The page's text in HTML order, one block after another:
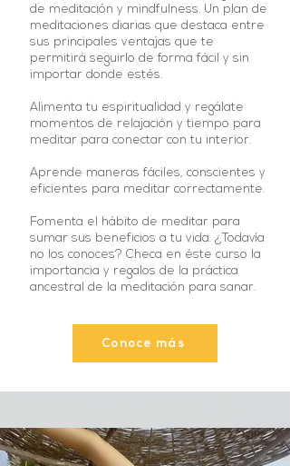
de meditación y mindfulness. Un plan de
meditaciones diarias que destaca entre
sus principales ventajas que te
permitirá seguirlo de forma fácil y sin
importar donde estés.
Alimenta tu espiritualidad y regálate
momentos de relajación y tiempo para
meditar para conectar con tu interior.
Aprende maneras fáciles, conscientes y
eficientes para meditar correctamente.
Fomenta el hábito de meditar para
sumar sus beneficios a tu vida. ¿Todavía
no los conoces? Checa en éste curso la
importancia y regalos de la práctica
ancestral de la meditación para sanar.
Conoce más